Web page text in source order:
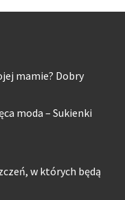
mamie? Dobry
moda – Sukienki
w których będą